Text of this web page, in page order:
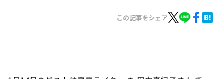
イベント・グッズ
この記事をシェア